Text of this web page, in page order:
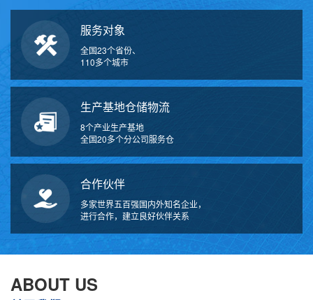
服务对象
全国23个省份、
110多个城市
生产基地仓储物流
8个产业生产基地
全国20多个分公司服务仓
合作伙伴
多家世界五百强国内外知名企业，
进行合作，建立良好伙伴关系
ABOUT US
品